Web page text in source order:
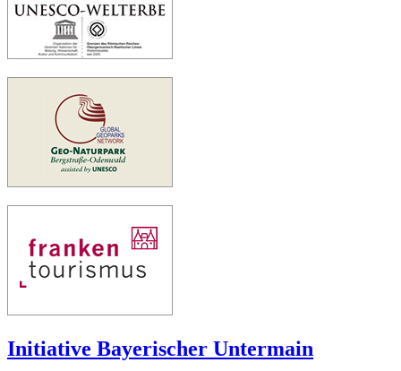
Initiative Bayerischer Untermain